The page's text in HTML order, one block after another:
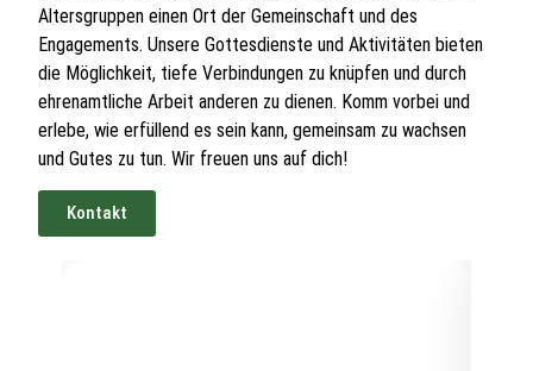
Altersgruppen einen Ort der Gemeinschaft und des
Engagements. Unsere Gottesdienste und Aktivitäten bieten
die Möglichkeit, tiefe Verbindungen zu knüpfen und durch
ehrenamtliche Arbeit anderen zu dienen. Komm vorbei und
erlebe, wie erfüllend es sein kann, gemeinsam zu wachsen
und Gutes zu tun. Wir freuen uns auf dich!
Kontakt